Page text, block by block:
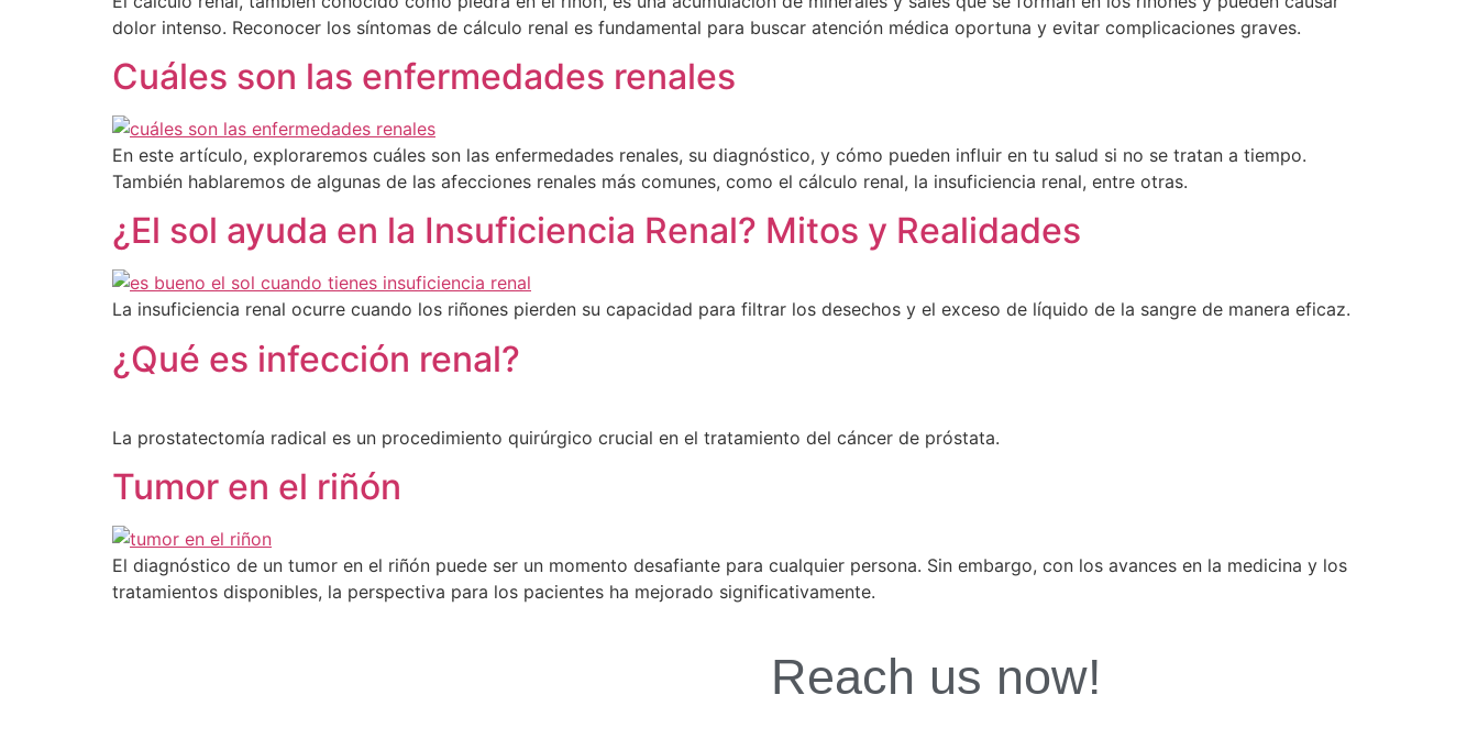
dolor intenso. Reconocer los síntomas de cálculo renal es fundamental para buscar atención médica oportuna y evitar complicaciones graves.
Cuáles son las enfermedades renales​
En este artículo, exploraremos cuáles son las enfermedades renales, su diagnóstico, y cómo pueden influir en tu salud si no se tratan a tiempo.
También hablaremos de algunas de las afecciones renales más comunes, como el cálculo renal, la insuficiencia renal, entre otras.
¿El sol ayuda en la Insuficiencia Renal? Mitos y Realidades
La insuficiencia renal ocurre cuando los riñones pierden su capacidad para filtrar los desechos y el exceso de líquido de la sangre de manera eficaz.
¿Qué es infección renal?
La prostatectomía radical es un procedimiento quirúrgico crucial en el tratamiento del cáncer de próstata.
Tumor en el riñón
El diagnóstico de un tumor en el riñón puede ser un momento desafiante para cualquier persona. Sin embargo, con los avances en la medicina y los
tratamientos disponibles, la perspectiva para los pacientes ha mejorado significativamente.
Reach us now!